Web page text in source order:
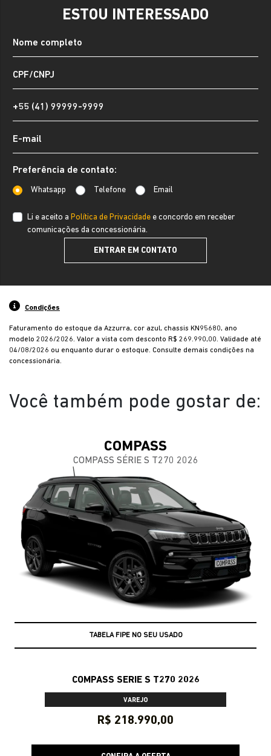
ESTOU INTERESSADO
Preferência de contato:
Whatsapp Telefone Email
Li e aceito a Política de Privacidade e concordo em receber
comunicações da concessionária.
ENTRAR EM CONTATO
Condições
Faturamento do estoque da Azzurra, cor azul, chassis KN95680, ano
modelo 2026/2026. Valor a vista com desconto R$ 269.990,00. Validade até
04/08/2026 ou enquanto durar o estoque. Consulte demais condições na
concessionária.
Você também pode gostar de:
COMPASS
COMPASS SÉRIE S T270 2026
TABELA FIPE NO SEU USADO
COMPASS SERIE S T270 2026
VAREJO
R$ 218.990,00